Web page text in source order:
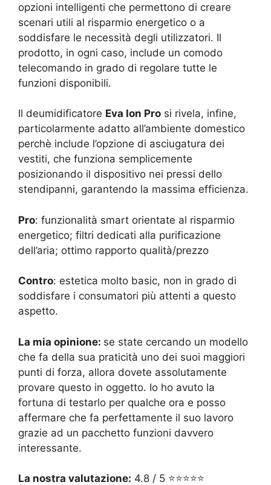
opzioni intelligenti che permettono di creare
scenari utili al risparmio energetico o a
soddisfare le necessità degli utilizzatori. Il
prodotto, in ogni caso, include un comodo
telecomando in grado di regolare tutte le
funzioni disponibili.
Il deumidificatore Eva Ion Pro si rivela, infine,
particolarmente adatto all’ambiente domestico
perchè include l’opzione di asciugatura dei
vestiti, che funziona semplicemente
posizionando il dispositivo nei pressi dello
stendipanni, garantendo la massima efficienza.
Pro: funzionalità smart orientate al risparmio
energetico; filtri dedicati alla purificazione
dell’aria; ottimo rapporto qualità/prezzo
Contro: estetica molto basic, non in grado di
soddisfare i consumatori più attenti a questo
aspetto.
La mia opinione: se state cercando un modello
che fa della sua praticità uno dei suoi maggiori
punti di forza, allora dovete assolutamente
provare questo in oggetto. Io ho avuto la
fortuna di testarlo per qualche ora e posso
affermare che fa perfettamente il suo lavoro
grazie ad un pacchetto funzioni davvero
interessante.
La nostra valutazione: 4.8 / 5 ⭐⭐⭐⭐⭐